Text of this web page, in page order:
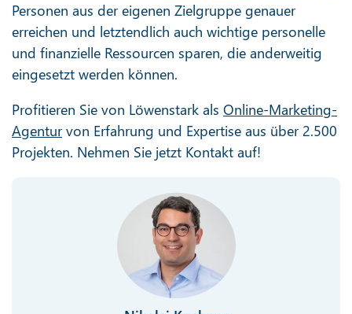
Personen aus der eigenen Zielgruppe genauer
erreichen und letztendlich auch wichtige personelle
und finanzielle Ressourcen sparen, die anderweitig
eingesetzt werden können.
Profitieren Sie von Löwenstark als Online-Marketing-
Agenturvon Erfahrung und Expertise aus über 2.500
Projekten. Nehmen Sie jetzt Kontakt auf!